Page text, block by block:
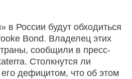
в России будут обходиться
Bond. Владелец этих
сообщили в пресс-
Столкнутся ли
дефицитом, что об этом